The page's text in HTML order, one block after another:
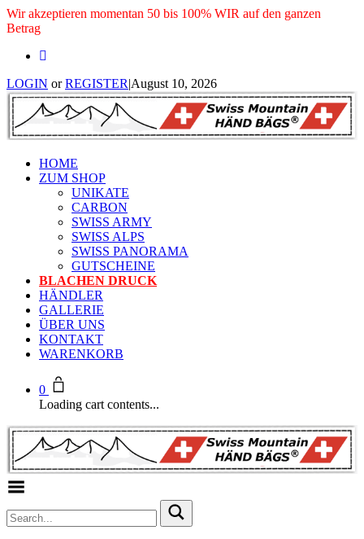
Wir akzeptieren momentan 50 bis 100% WIR auf den ganzen
Betrag
LOGIN orREGISTER|August 10, 2026
HOME
ZUM SHOP
UNIKATE
CARBON
SWISS ARMY
SWISS ALPS
SWISS PANORAMA
GUTSCHEINE
BLACHEN DRUCK
HÄNDLER
GALLERIE
ÜBER UNS
KONTAKT
WARENKORB
0
Loading cart contents...